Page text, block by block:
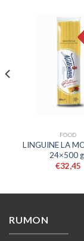
FOOD
LINGUINE LA
24×500
€32,45
RUMON